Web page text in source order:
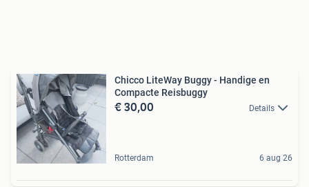
Chicco LiteWay Buggy - Handige en
Compacte Reisbuggy
€ 30,00 Details
Rotterdam 6 aug 26